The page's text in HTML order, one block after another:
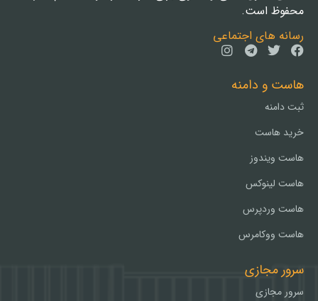
محفوظ است.
رسانه های اجتماعی
هاست و دامنه
ثبت دامنه
خرید هاست
هاست ویندوز
هاست لینوکس
هاست وردپرس
هاست ووکامرس
سرور مجازی
سرور مجازی